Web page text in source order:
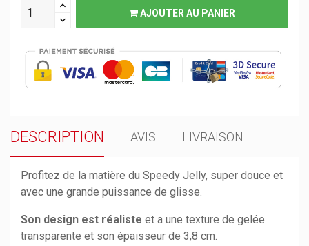
AJOUTER AU PANIER
DESCRIPTION AVIS LIVRAISON
Profitez de la matière du Speedy Jelly, super douce et
avec une grande puissance de glisse.
Son design est réaliste et a une texture de gelée
transparente et son épaisseur de 3,8 cm.